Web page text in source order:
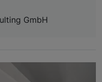
GmbH